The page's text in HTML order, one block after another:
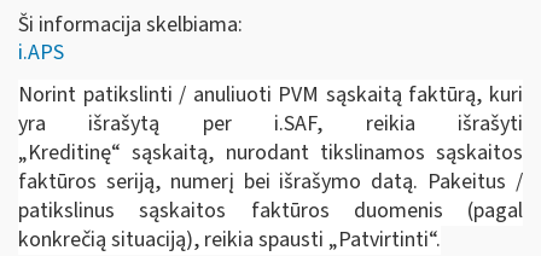
Ši informacija skelbiama:
i.APS
Norint patikslinti / anuliuoti PVM sąskaitą faktūrą, kuri
yra išrašytą per i.SAF, reikia išrašyti
„Kreditinę“ sąskaitą, nurodant tikslinamos sąskaitos
faktūros seriją, numerį bei išrašymo datą. Pakeitus /
patikslinus sąskaitos faktūros duomenis (pagal
konkrečią situaciją), reikia spausti „Patvirtinti“.